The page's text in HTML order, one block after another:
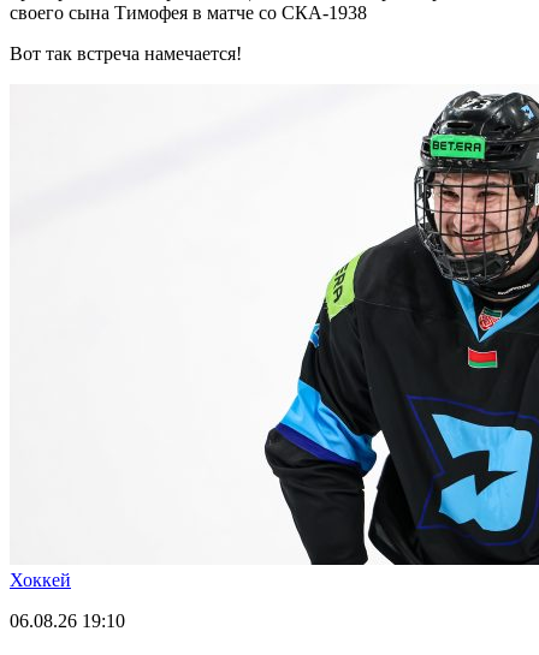
своего сына Тимофея в матче со СКА-1938
Вот так встреча намечается!
Хоккей
06.08.26 19:10